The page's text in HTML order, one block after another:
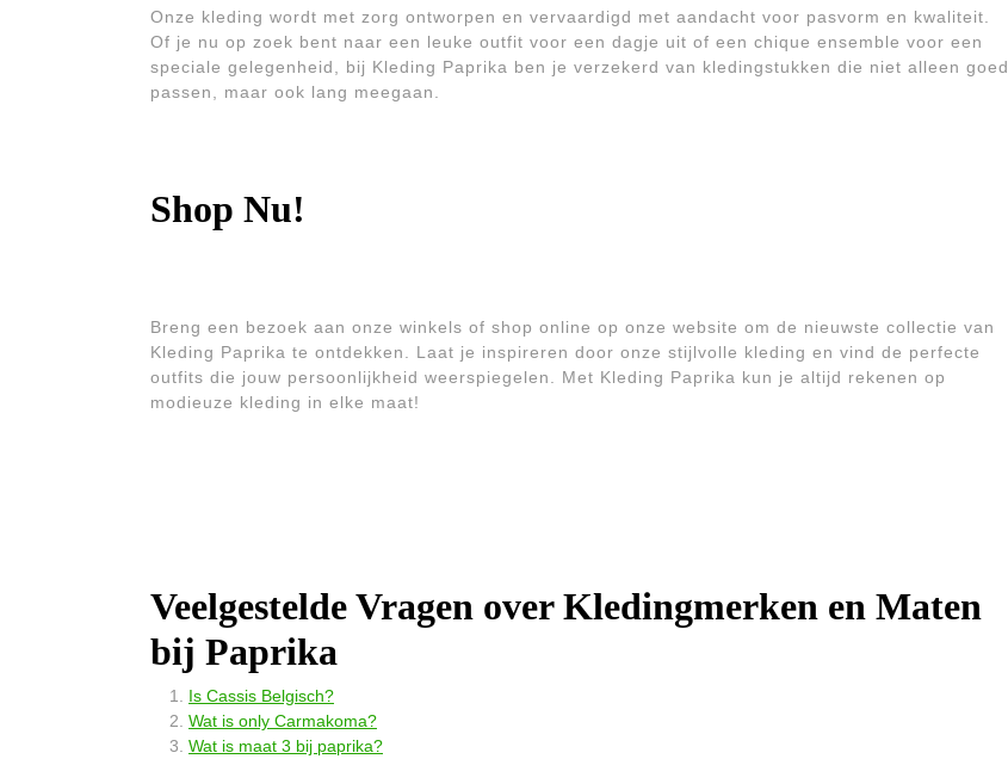
Onze kleding wordt met zorg ontworpen en vervaardigd met aandacht voor pasvorm en kwaliteit.
Of je nu op zoek bent naar een leuke outfit voor een dagje uit of een chique ensemble voor een
speciale gelegenheid, bij Kleding Paprika ben je verzekerd van kledingstukken die niet alleen goed
passen, maar ook lang meegaan.
Shop Nu!
Breng een bezoek aan onze winkels of shop online op onze website om de nieuwste collectie van
Kleding Paprika te ontdekken. Laat je inspireren door onze stijlvolle kleding en vind de perfecte
outfits die jouw persoonlijkheid weerspiegelen. Met Kleding Paprika kun je altijd rekenen op
modieuze kleding in elke maat!
Veelgestelde Vragen over Kledingmerken en Maten
bij Paprika
Is Cassis Belgisch?
Wat is only Carmakoma?
Wat is maat 3 bij paprika?